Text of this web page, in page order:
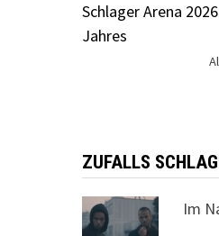
Schlager Arena
Jahres
ZUFALLS
Im